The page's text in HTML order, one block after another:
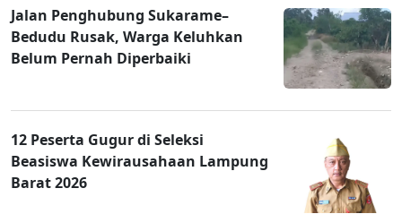
Jalan Penghubung Sukarame–
Bedudu Rusak, Warga Keluhkan
Belum Pernah Diperbaiki
12 Peserta Gugur di Seleksi
Beasiswa Kewirausahaan Lampung
Barat 2026